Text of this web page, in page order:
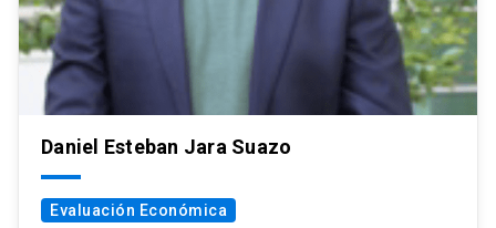
Daniel Esteban Jara Suazo
Evaluación Económica